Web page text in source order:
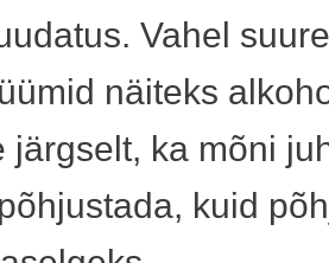
Vahel
näiteks
järgselt, ka mõni
kuid